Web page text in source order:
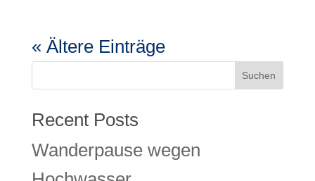
« Ältere Einträge
Suchen
Recent Posts
Wanderpause wegen